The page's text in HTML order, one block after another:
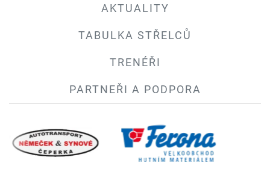
AKTUALITY
TABULKA STŘELCŮ
TRENÉŘI
PARTNEŘI A PODPORA